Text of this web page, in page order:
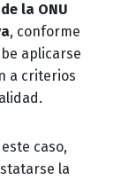
la ONU
, conforme
aplicarse
a criterios
caso,
la